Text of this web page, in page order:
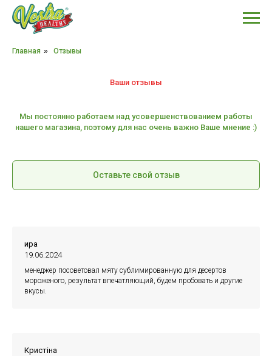
Главная » Отзывы
Ваши отзывы
Мы постоянно работаем над усовершенствованием работы
нашего магазина, поэтому для нас очень важно Ваше мнение :)
Оставьте свой отзыв
ира
19.06.2024
менеджер посоветовал мяту сублимированную для десертов
мороженого, результат впечатляющий, будем пробовать и другие
вкусы.
Кристіна